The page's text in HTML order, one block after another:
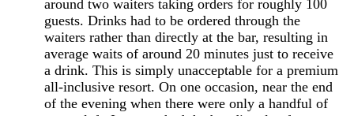
around two waiters taking orders for roughly 100
guests. Drinks had to be ordered through the
waiters rather than directly at the bar, resulting in
average waits of around 20 minutes just to receive
a drink. This is simply unacceptable for a premium
all-inclusive resort. On one occasion, near the end
of the evening when there were only a handful of